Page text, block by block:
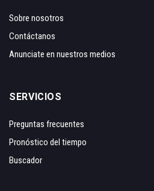
Sobre nosotros
Contáctanos
Anunciate en nuestros medios
SERVICIOS
Preguntas frecuentes
Pronóstico del tiempo
Buscador